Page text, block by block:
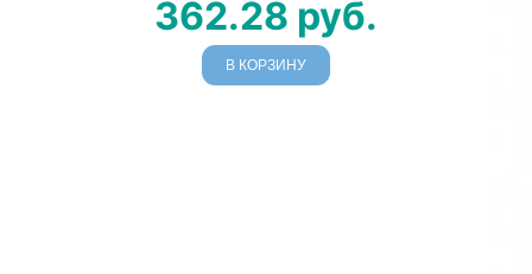
362.28 руб.
В КОРЗИНУ